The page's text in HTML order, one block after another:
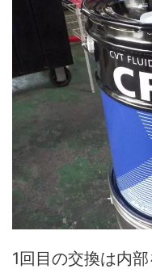
1回目の交換は内